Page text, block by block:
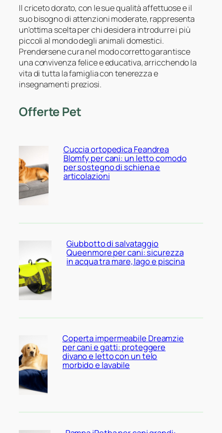
Il criceto dorato, con le sue qualità affettuose e il
suo bisogno di attenzioni moderate, rappresenta
un’ottima scelta per chi desidera introdurre i più
piccoli al mondo degli animali domestici.
Prendersene cura nel modo corretto garantisce
una convivenza felice e educativa, arricchendo la
vita di tutta la famiglia con tenerezza e
insegnamenti preziosi.
Offerte Pet
Cuccia ortopedica Feandrea
Blomfy per cani: un letto comodo
per sostegno di schiena e
articolazioni
Giubbotto di salvataggio
Queenmore per cani: sicurezza
in acqua tra mare, lago e piscina
Coperta impermeabile Dreamzie
per cani e gatti: proteggere
divano e letto con un telo
morbido e lavabile